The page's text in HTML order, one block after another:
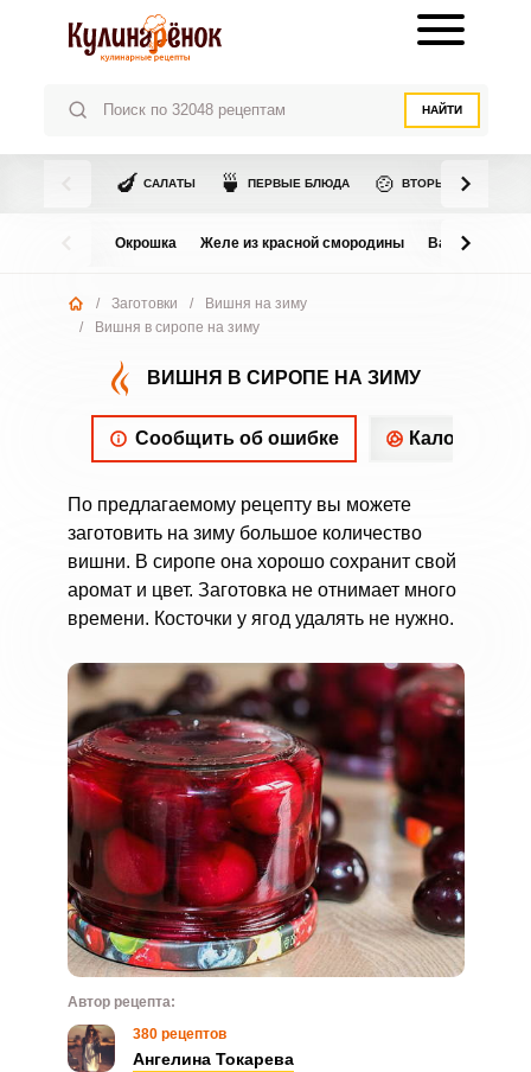
НАЙТИ
🍆 САЛАТЫ 🍵 ПЕРВЫЕ БЛЮДА 🍲 ВТОРЫЕ БЛЮДА
Окрошка Желе из красной смородины Варенье из
/ Заготовки /
Вишня на зиму
/
Вишня в сиропе на зиму
ВИШНЯ В СИРОПЕ НА ЗИМУ
Сообщить об ошибке
По предлагаемому рецепту вы можете
заготовить на зиму большое количество
вишни. В сиропе она хорошо сохранит свой
аромат и цвет. Заготовка не отнимает много
времени. Косточки у ягод удалять не нужно.
Автор рецепта:
380 рецептов
Ангелина Токарева